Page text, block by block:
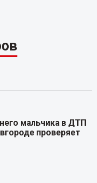
мальчика в ДТП
проверяет